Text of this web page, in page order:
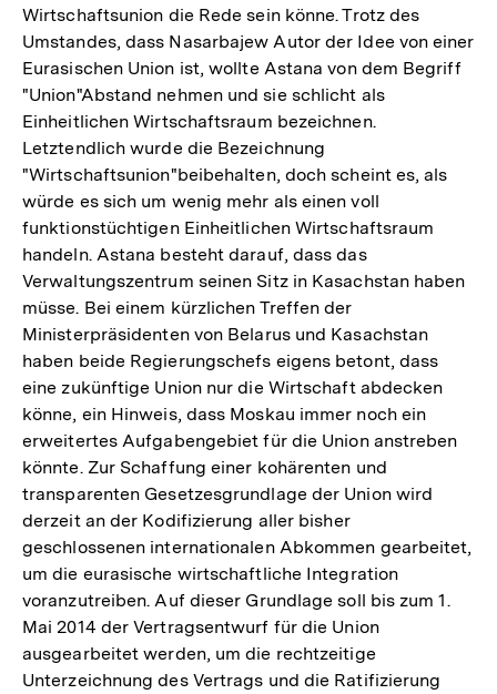
Wirtschaftsunion die Rede sein könne. Trotz des
Umstandes, dass Nasarbajew Autor der Idee von einer
Eurasischen Union ist, wollte Astana von dem Begriff
"Union"Abstand nehmen und sie schlicht als
Einheitlichen Wirtschaftsraum bezeichnen.
Letztendlich wurde die Bezeichnung
"Wirtschaftsunion"beibehalten, doch scheint es, als
würde es sich um wenig mehr als einen voll
funktionstüchtigen Einheitlichen Wirtschaftsraum
handeln. Astana besteht darauf, dass das
Verwaltungszentrum seinen Sitz in Kasachstan haben
müsse. Bei einem kürzlichen Treffen der
Ministerpräsidenten von Belarus und Kasachstan
haben beide Regierungschefs eigens betont, dass
eine zukünftige Union nur die Wirtschaft abdecken
könne, ein Hinweis, dass Moskau immer noch ein
erweitertes Aufgabengebiet für die Union anstreben
könnte. Zur Schaffung einer kohärenten und
transparenten Gesetzesgrundlage der Union wird
derzeit an der Kodifizierung aller bisher
geschlossenen internationalen Abkommen gearbeitet,
um die eurasische wirtschaftliche Integration
voranzutreiben. Auf dieser Grundlage soll bis zum 1.
Mai 2014 der Vertragsentwurf für die Union
ausgearbeitet werden, um die rechtzeitige
Unterzeichnung des Vertrags und die Ratifizierung